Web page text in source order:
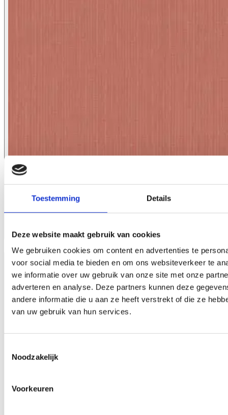
Toestemming Details
Deze website maakt gebruik van cookies
We gebruiken cookies om content en advertenties te
voor social media te bieden en om ons websiteverkeer te
we informatie over uw gebruik van onze site met onze
adverteren en analyse. Deze partners kunnen deze
andere informatie die u aan ze heeft verstrekt of die ze
van uw gebruik van hun services.
Noodzakelijk
Voorkeuren
1097.11